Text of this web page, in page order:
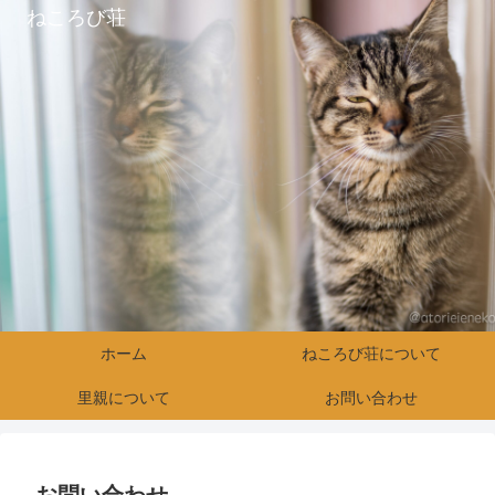
ねころび荘
ホーム ねころび荘について
里親について お問い合わせ